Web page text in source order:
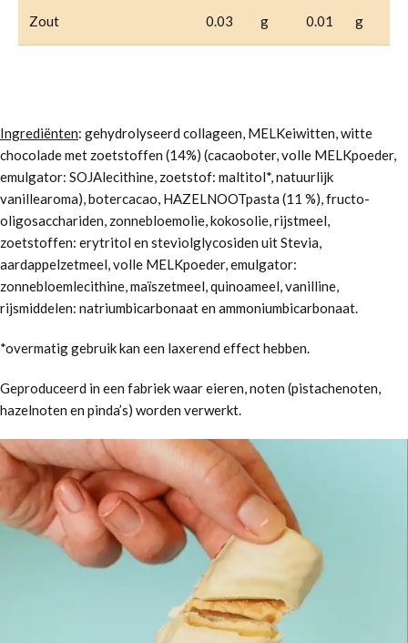
Zout 0.03 g 0.01 g
Ingrediënten: gehydrolyseerd collageen, MELKeiwitten, witte
chocolade met zoetstoffen (14%) (cacaoboter, volle MELKpoeder,
emulgator: SOJAlecithine, zoetstof: maltitol*, natuurlijk
vanillearoma), botercacao, HAZELNOOTpasta (11 %), fructo-
oligosacchariden, zonnebloemolie, kokosolie, rijstmeel,
zoetstoffen: erytritol en steviolglycosiden uit Stevia,
aardappelzetmeel, volle MELKpoeder, emulgator:
zonnebloemlecithine, maïszetmeel, quinoameel, vanilline,
rijsmiddelen: natriumbicarbonaat en ammoniumbicarbonaat.
*overmatig gebruik kan een laxerend effect hebben.
Geproduceerd in een fabriek waar eieren, noten (pistachenoten,
hazelnoten en pinda’s) worden verwerkt.